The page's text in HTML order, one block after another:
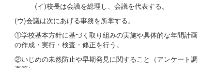
(イ)校長は会議を総理し、会議を代表する。
(ウ)会議は次にあげる事務を所掌する。
①学校基本方針に基づく取り組みの実施や具体的な年間計画
の作成・実行・検査・修正を行う。
②いじめの未然防止や早期発見に関すること（アンケート調